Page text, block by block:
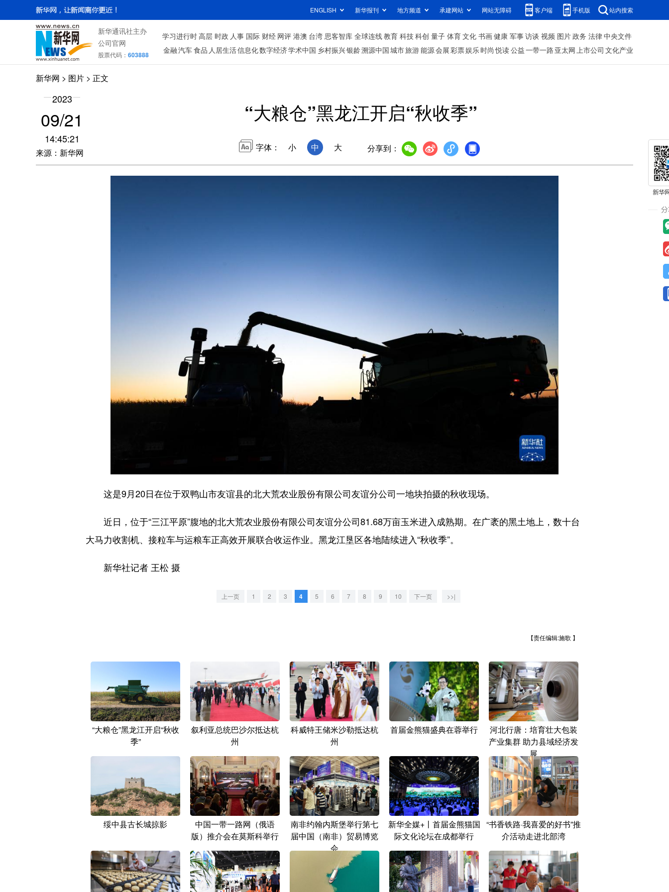
ENGLISH 新华报刊 地方频道 承建网站 网站无障碍 客户端 手机版 站内搜索
新华通讯社主办
公司官网
股票代码： 603888
学习进行时高层 时政 人事 国际 财经 网评 港澳 台湾 思客智库 全球连线教育 科技科创 量子 体育文化 书画健康 军事访谈 视频 图片政务 法律中央文件
金融汽车食品 人居生活信息化数字经济学术中国 乡村振兴银龄溯源中国城市旅游能源会展彩票娱乐时尚 悦读公益一带一路 亚太网上市公司 文化产业
新华网 > 图片 > 正文
2023
09/21
14:45:21
来源：新华网
“大粮仓”黑龙江开启“秋收季”
字体： 小 中 大 分享到：
这是9月20日在位于双鸭山市友谊县的北大荒农业股份有限公司友谊分公司一地块拍摄的秋收现场。
近日，位于“三江平原”腹地的北大荒农业股份有限公司友谊分公司81.68万亩玉米进入成熟期。在广袤的黑土地上，数十台
大马力收割机、接粒车与运粮车正高效开展联合收运作业。黑龙江垦区各地陆续进入“秋收季”。
新华社记者 王松 摄
上一页 1 2 3 4 5 6 7 8 9 10 下一页 >>|
【责任编辑:施歌 】
“大粮仓”黑龙江开启“秋收
季”
叙利亚总统巴沙尔抵达杭
州
科威特王储米沙勒抵达杭
州
首届金熊猫盛典在蓉举行
河北行唐：培育壮大包装
产业集群 助力县域经济发
展
绥中县古长城掠影
中国一带一路网（俄语
版）推介会在莫斯科举行
南非约翰内斯堡举行第七
届中国（南非）贸易博览
会
新华全媒+丨首届金熊猫国
际文化论坛在成都举行
“书香铁路·我喜爱的好书”推
介活动走进北部湾